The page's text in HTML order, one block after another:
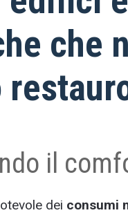
che
il
dei consumi